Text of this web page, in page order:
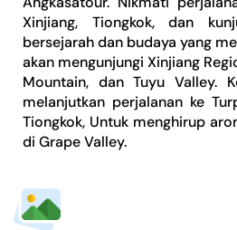
Xinjiang, Tiongkok, dan
bersejarah dan budaya yang
akan mengunjungi Xinjiang
Mountain, dan Tuyu Valley.
melanjutkan perjalanan ke
Tiongkok, Untuk menghirup
di Grape Valley.